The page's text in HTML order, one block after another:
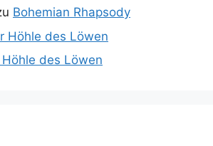
Bohemian Rhapsody
Höhle des Löwen
des Löwen